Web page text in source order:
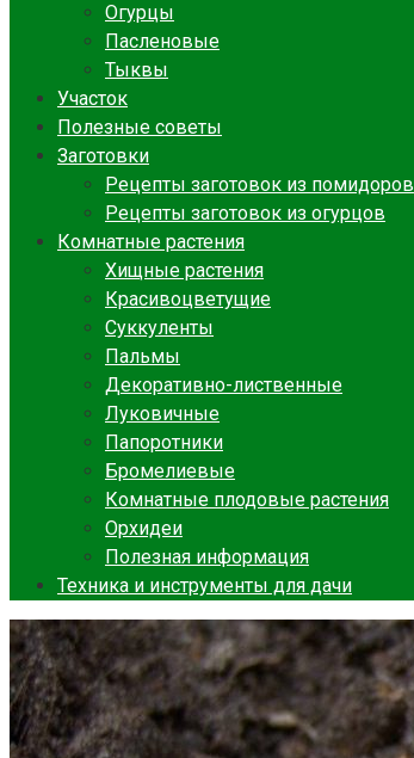
Огурцы
Пасленовые
Тыквы
Участок
Полезные советы
Заготовки
Рецепты заготовок из помидоров
Рецепты заготовок из огурцов
Комнатные растения
Хищные растения
Красивоцветущие
Суккуленты
Пальмы
Декоративно-лиственные
Луковичные
Папоротники
Бромелиевые
Комнатные плодовые растения
Орхидеи
Полезная информация
Техника и инструменты для дачи